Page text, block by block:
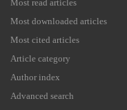
Most read articles
Most downloaded articles
Most cited articles
Article category
Author index
Advanced search